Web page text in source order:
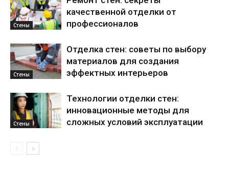
Стены
качественной отделки от
профессионалов
Стены
Отделка стен: советы по выбору
материалов для создания
эффектных интерьеров
Стены
Технологии отделки стен:
инновационные методы для
сложных условий эксплуатации